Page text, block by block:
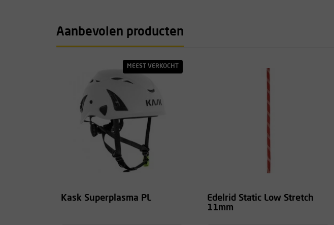
Aanbevolen producten
MEEST VERKOCHT
Kask Superplasma PL
Edelrid Static Low Stretch
11mm